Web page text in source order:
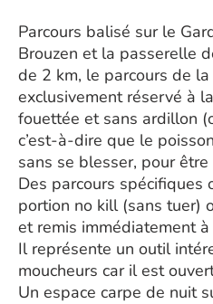
Parcours balisé sur le
Brouzen et la passerelle
de 2 km, le parcours de
exclusivement réservé à
fouettée et sans ardillon
c’est-à-dire que le
sans se blesser, pour être
Des parcours spécifiques
portion no kill (sans tuer)
et remis immédiatement à
Il représente un outil
moucheurs car il est
Un espace carpe de nuit